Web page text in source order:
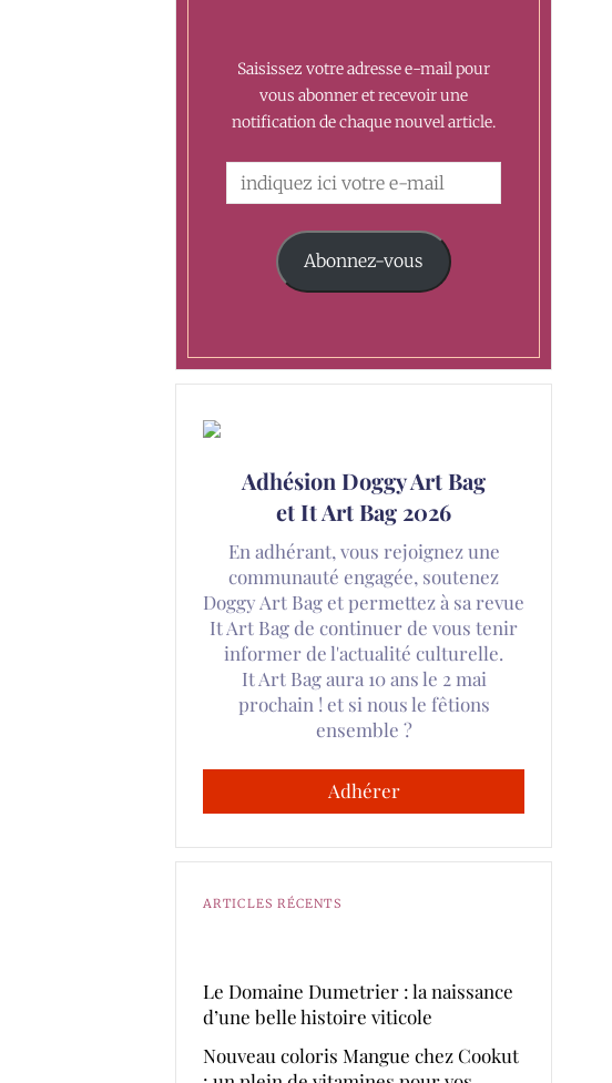
Saisissez votre adresse e-mail pour
vous abonner et recevoir une
notification de chaque nouvel article.
Abonnez-vous
Adhésion Doggy Art Bag
et It Art Bag 2026
En adhérant, vous rejoignez une
communauté engagée, soutenez
Doggy Art Bag et permettez à sa revue
It Art Bag de continuer de vous tenir
informer de l'actualité culturelle.
It Art Bag aura 10 ans le 2 mai
prochain ! et si nous le fêtions
ensemble ?
Adhérer
ARTICLES RÉCENTS
Le Domaine Dumetrier : la naissance
d’une belle histoire viticole
Nouveau coloris Mangue chez Cookut